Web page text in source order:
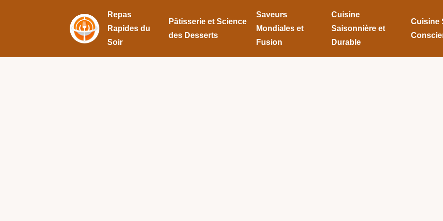
Repas
Rapides du
Soir
Pâtisserie et Science
des Desserts
Saveurs
Mondiales et
Fusion
Cuisine
Saisonnière et
Durable
Cuisine